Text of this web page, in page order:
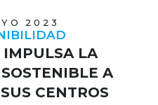
2023
IMPULSA LA
A
CENTROS